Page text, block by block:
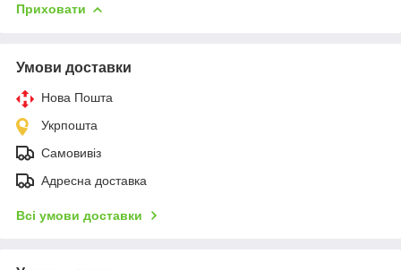
Приховати
Умови доставки
Нова Пошта
Укрпошта
Самовивіз
Адресна доставка
Всі умови доставки